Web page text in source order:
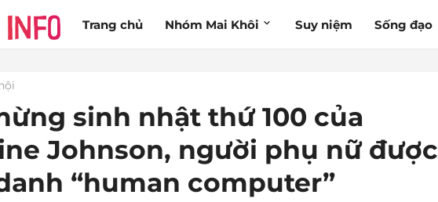
Trang chủ Nhóm Mai Khôi Suy niệm Sống đạo
sinh nhật thứ 100 của
Johnson, người phụ nữ được
“human computer”